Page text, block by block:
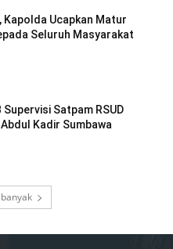
Kapolda Ucapkan Matur
Seluruh Masyarakat
Supervisi Satpam RSUD
Kadir Sumbawa